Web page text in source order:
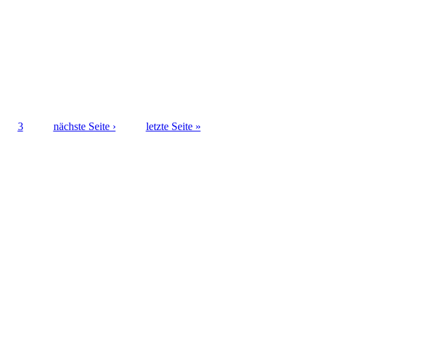
3 nächste Seite › letzte Seite »